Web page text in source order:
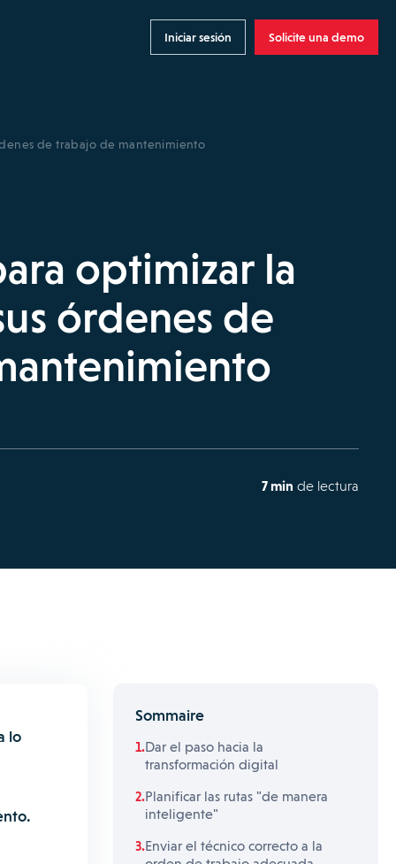
Iniciar sesión Solicite una demo
de trabajo de mantenimiento
optimizar la
órdenes de
7 min de lectura
lo
Sommaire
Dar el paso hacia la
transformación digital
Planificar las rutas "de manera
inteligente"
Enviar el técnico correcto a la